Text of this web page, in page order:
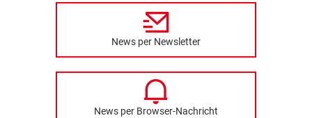
News per Newsletter
News per Browser-Nachricht